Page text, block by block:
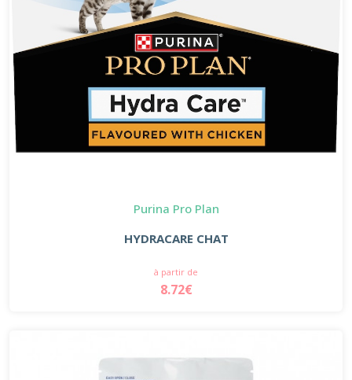
Purina Pro Plan
HYDRACARE CHAT
à partir de
8.72€